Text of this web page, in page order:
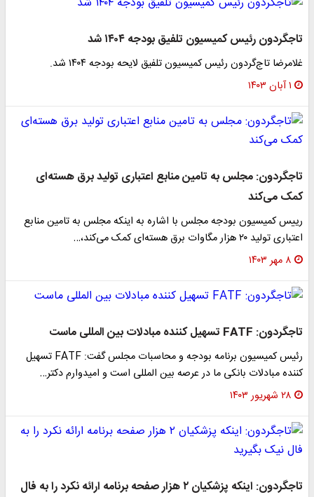
تاجگردون رئیس کمیسیون تلفیق بودجه ۱۴۰۴ شد
غلامرضا تاج‌گردون رئیس کمیسیون تلفیق لایحه بودجه ۱۴۰۴ شد.
۱ آبان ۱۴۰۳
تاجگردون: مجلس به تامین منابع اعتباری تولید برق هسته‌ای
کمک می‌کند
رییس کمیسیون بودجه مجلس با اشاره به اینکه مجلس به تامین منابع
اعتباری تولید ۲۰ هزار مگاوات برق هسته‌ای کمک می‌کند،…
۸ مهر ۱۴۰۳
تاجگردون: FATF تسهیل کننده مبادلات بین المللی ماست
رئیس کمیسیون برنامه بودجه و محاسبات مجلس گفت: FATF تسهیل
کننده مبادلات بانکی ما در عرصه بین المللی است و امیدوارم دکتر…
۲۸ شهریور ۱۴۰۳
تاجگردون: اینکه پزشکیان ۲ هزار صفحه برنامه ارائه نکرد را به فال